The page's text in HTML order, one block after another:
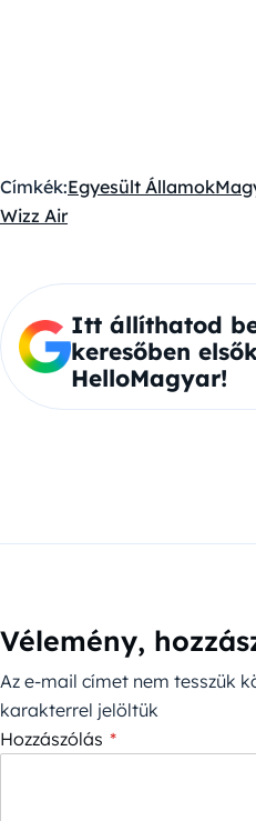
Címkék:Egyesült Államok
Wizz Air
Itt állíthatod
keresőben
HelloMagyar!
Vélemény,
Az e-mail címet nem tesszük
karakterrel jelöltük
Hozzászólás *